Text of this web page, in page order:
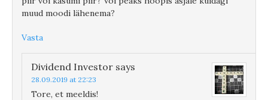
muud moodi lähenema?
Vasta
Dividend Investor says
28.09.2019 at 22:23
Tore, et meeldis!